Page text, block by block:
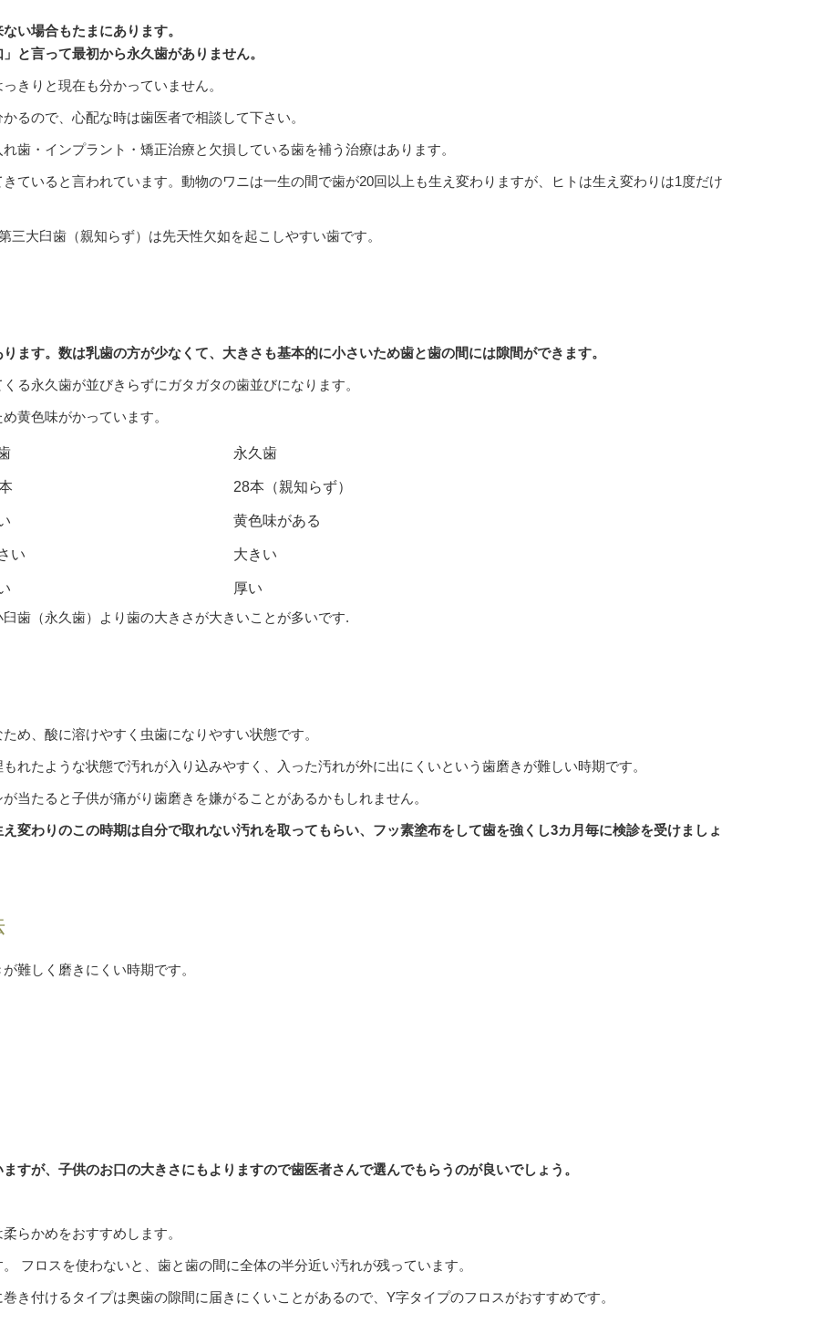
い場合もたまにあります。
と言って最初から永久歯がありません。
きりと現在も分かっていません。
るので、心配な時は歯医者で相談して下さい。
歯・インプラント・矯正治療と欠損している歯を補う治療はあります。
ていると言われています。動物のワニは一生の間で歯が20回以上も生え変わりますが、ヒトは生え変わりは1度だけ
大臼歯（親知らず）は先天性欠如を起こしやすい歯です。
ます。数は乳歯の方が少なくて、大きさも基本的に小さいため歯と歯の間には隙間ができます。
る永久歯が並びきらずにガタガタの歯並びになります。
黄色味がかっています。
永久歯
28本（親知らず）
黄色味がある
い 大きい
厚い
歯（永久歯）より歯の大きさが大きいことが多いです.
め、酸に溶けやすく虫歯になりやすい状態です。
れたような状態で汚れが入り込みやすく、入った汚れが外に出にくいという歯磨きが難しい時期です。
当たると子供が痛がり歯磨きを嫌がることがあるかもしれません。
変わりのこの時期は自分で取れない汚れを取ってもらい、フッ素塗布をして歯を強くし3カ月毎に検診を受けましょ
難しく磨きにくい時期です。
すが、子供のお口の大きさにもよりますので歯医者さんで選んでもらうのが良いでしょう。
らかめをおすすめします。
フロスを使わないと、歯と歯の間に全体の半分近い汚れが残っています。
き付けるタイプは奥歯の隙間に届きにくいことがあるので、Y字タイプのフロスがおすすめです。